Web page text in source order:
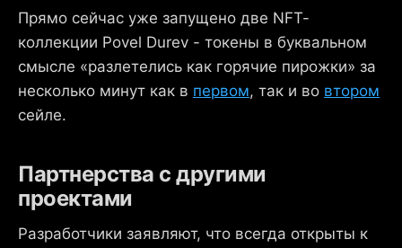
Прямо сейчас уже запущено две NFT-
коллекции Povel Durev - токены в буквальном
смысле «‎разлетелись как горячие пирожки» за
несколько минут как в первом, так и во втором
сейле.
Партнерства с другими
проектами
Разработчики заявляют, что всегда открыты к